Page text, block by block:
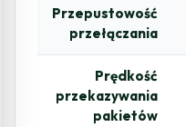
Przepustowość
przełączania
Prędkość
przekazywania
pakietów